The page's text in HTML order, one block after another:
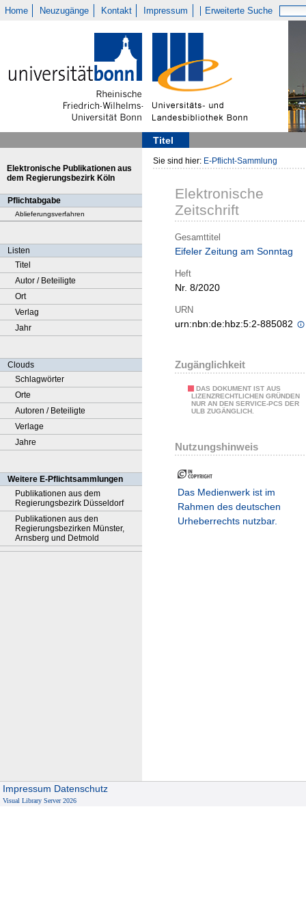
Home Neuzugänge Kontakt Impressum Erweiterte Suche
Titel
Elektronische Publikationen aus
dem Regierungsbezirk Köln
Pflichtabgabe
Ablieferungsverfahren
Listen
Titel
Autor / Beteiligte
Ort
Verlag
Jahr
Clouds
Schlagwörter
Orte
Autoren / Beteiligte
Verlage
Jahre
Weitere E-Pflichtsammlungen
Publikationen aus dem
Regierungsbezirk Düsseldorf
Publikationen aus den
Regierungsbezirken Münster,
Arnsberg und Detmold
Sie sind hier: E-Pflicht-Sammlung
Elektronische
Zeitschrift
Gesamttitel
Eifeler Zeitung am Sonntag
Heft
Nr. 8/2020
URN
urn:nbn:de:hbz:5:2-885082
Zugänglichkeit
DAS DOKUMENT IST AUS
LIZENZRECHTLICHEN GRÜNDEN
NUR AN DEN SERVICE-PCS DER
ULB ZUGÄNGLICH.
Nutzungshinweis
Das Medienwerk ist im
Rahmen des deutschen
Urheberrechts nutzbar.
Impressum Datenschutz
Visual Library Server 2026